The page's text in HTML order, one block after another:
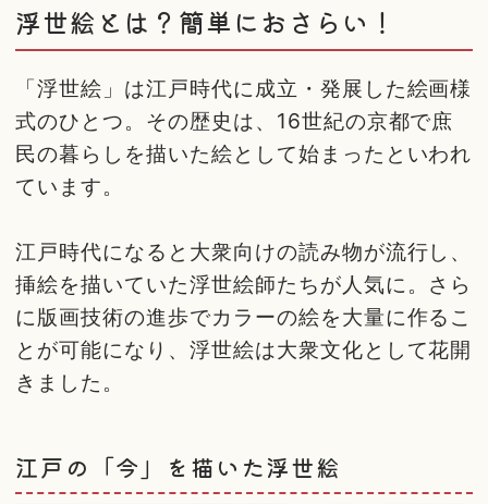
浮世絵とは？簡単におさらい！
「浮世絵」は江戸時代に成立・発展した絵画様
式のひとつ。その歴史は、16世紀の京都で庶
民の暮らしを描いた絵として始まったといわれ
ています。
江戸時代になると大衆向けの読み物が流行し、
挿絵を描いていた浮世絵師たちが人気に。さら
に版画技術の進歩でカラーの絵を大量に作るこ
とが可能になり、浮世絵は大衆文化として花開
きました。
江戸の「今」を描いた浮世絵